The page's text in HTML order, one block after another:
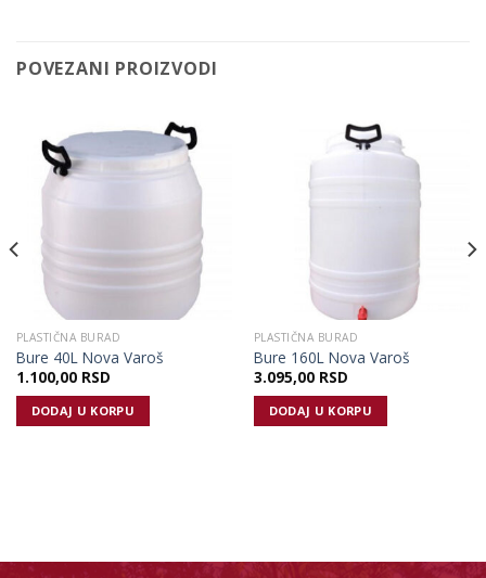
POVEZANI PROIZVODI
PLASTIČNA BURAD
Bure 40L Nova Varoš
1.100,00 RSD
DODAJ U KORPU
PLASTIČNA BURAD
Bure 160L Nova Varoš
3.095,00 RSD
DODAJ U KORPU